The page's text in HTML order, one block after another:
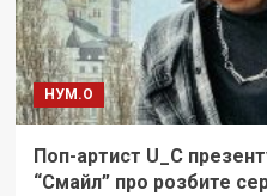
НУМ.О
Поп-артист U_C
“Смайл” про розбите